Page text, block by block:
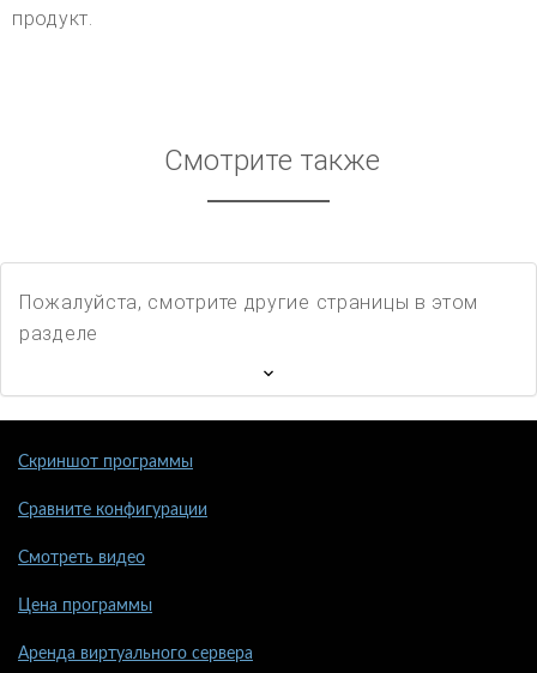
продукт.
Смотрите также
Пожалуйста, смотрите другие страницы в этом
разделе
Скриншот программы
Сравните конфигурации
Смотреть видео
Цена программы
Аренда виртуального сервера